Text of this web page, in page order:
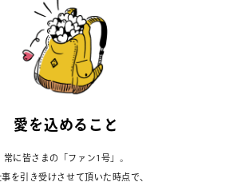
愛 を込める こ と
常に皆さまの「ファン1号」。
事を引き受けさせて頂いた時点で、